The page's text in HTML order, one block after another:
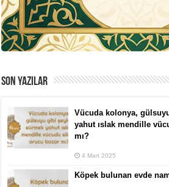
SON YAZILAR
Vücuda kolonya,
yahut ıslak mendille
mı?
4 Mart 2025
Köpek bulunan evde